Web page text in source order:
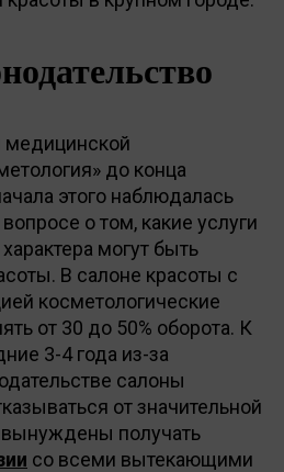
до конца
этого наблюдалась
о том, какие услуги
могут быть
В салоне красоты с
косметологические
от 30 до 50% оборота. К
3-4 года из-за
салоны
от значительной
получать
со всеми вытекающими